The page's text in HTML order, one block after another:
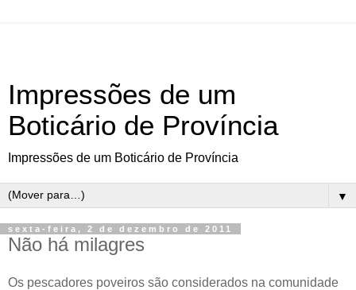
Impressões de um
Boticário de Província
Impressões de um Boticário de Província
▼
sexta-feira, 2 de dezembro de 2011
Não há milagres
Os pescadores poveiros são considerados na comunidade